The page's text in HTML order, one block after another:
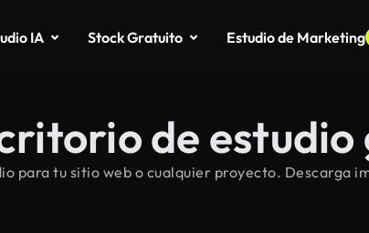
IA Stock Gratuito Estudio de Marketing
de
para tu sitio web o cualquier proyecto. Descarga